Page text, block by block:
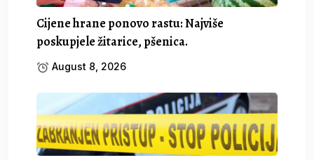
Cijene hrane ponovo rastu: Najviše
poskupjele žitarice, pšenica.
August 8, 2026